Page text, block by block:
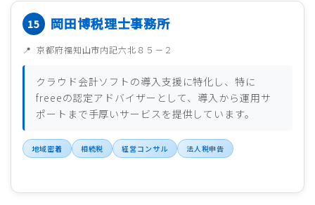
岡田博税理士事務所
京都府福知山市内記六北８５－２
クラウド会計ソフトの導入支援に特化し、特に
freeeの認定アドバイザーとして、導入から運用サ
ポートまで手厚いサービスを提供しています。
地域密着 相続税 経営コンサル 法人税申告